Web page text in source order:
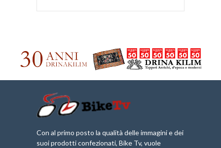
Con al primo posto la qualità delle immagini e dei
suoi prodotti confezionati, Bike Tv, vuole